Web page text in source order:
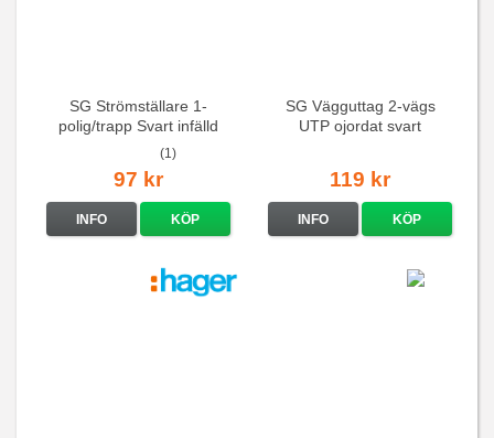
SG Strömställare 1-
polig/trapp Svart infälld
(1)
97 kr
INFO KÖP
SG Vägguttag 2-vägs
UTP ojordat svart
119 kr
INFO KÖP